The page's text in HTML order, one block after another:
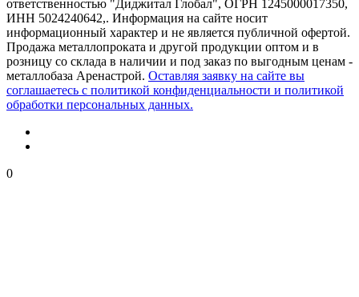
ответственностью "Диджитал Глобал", ОГРН 1245000017350,
ИНН 5024240642,. Информация на сайте носит
информационный характер и не является публичной офертой.
Продажа металлопроката и другой продукции оптом и в
розницу со склада в наличии и под заказ по выгодным ценам -
металлобаза Аренастрой. Оставляя заявку на сайте вы
соглашаетесь с политикой конфиденциальности и политикой
обработки персональных данных.
0